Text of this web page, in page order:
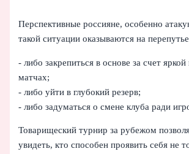
Перспективные россияне, особенно
такой ситуации оказываются на
- либо закрепиться в основе за счет
матчах;
- либо уйти в глубокий резерв;
- либо задуматься о смене клуба ради
Товарищеский турнир за рубежом
увидеть, кто способен проявить себя не